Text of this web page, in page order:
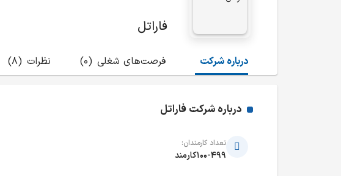
فاراتل
درباره شرکت (0) فرصت‌های شغلی (8) نظرات
درباره شرکتفاراتل
تعداد کارمندان:
100-499کارمند